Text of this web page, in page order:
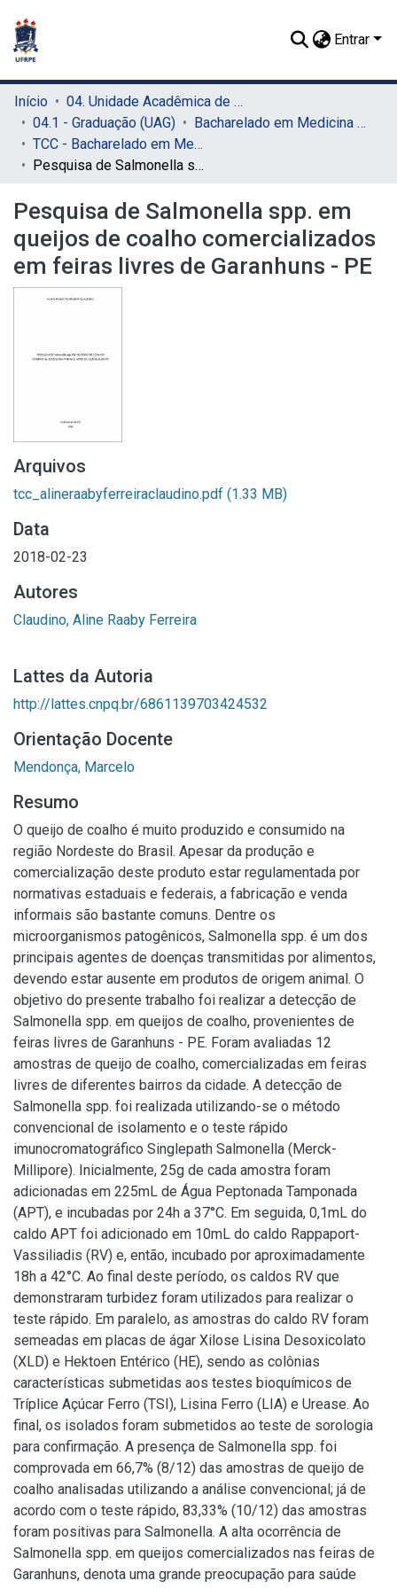
Entrar
Início
04. Unidade Acadêmica de Garanhuns (UAG)
04.1 - Graduação (UAG)
Bacharelado em Medicina Veterinária (UAG)
TCC - Bacharelado em Medicina Veterinária (UAG)
Pesquisa de Salmonella spp. em queijos de coalho comercializados em feiras livres de Garanhuns - PE
Pesquisa de Salmonella spp. em
queijos de coalho comercializados
em feiras livres de Garanhuns - PE
Arquivos
tcc_alineraabyferreiraclaudino.pdf (1.33 MB)
Data
2018-02-23
Autores
Claudino, Aline Raaby Ferreira
Lattes da Autoria
http://lattes.cnpq.br/6861139703424532
Orientação Docente
Mendonça, Marcelo
Resumo
O queijo de coalho é muito produzido e consumido na
região Nordeste do Brasil. Apesar da produção e
comercialização deste produto estar regulamentada por
normativas estaduais e federais, a fabricação e venda
informais são bastante comuns. Dentre os
microorganismos patogênicos, Salmonella spp. é um dos
principais agentes de doenças transmitidas por alimentos,
devendo estar ausente em produtos de origem animal. O
objetivo do presente trabalho foi realizar a detecção de
Salmonella spp. em queijos de coalho, provenientes de
feiras livres de Garanhuns - PE. Foram avaliadas 12
amostras de queijo de coalho, comercializadas em feiras
livres de diferentes bairros da cidade. A detecção de
Salmonella spp. foi realizada utilizando-se o método
convencional de isolamento e o teste rápido
imunocromatográfico Singlepath Salmonella (Merck-
Millipore). Inicialmente, 25g de cada amostra foram
adicionadas em 225mL de Água Peptonada Tamponada
(APT), e incubadas por 24h a 37°C. Em seguida, 0,1mL do
caldo APT foi adicionado em 10mL do caldo Rappaport-
Vassiliadis (RV) e, então, incubado por aproximadamente
18h a 42°C. Ao final deste período, os caldos RV que
demonstraram turbidez foram utilizados para realizar o
teste rápido. Em paralelo, as amostras do caldo RV foram
semeadas em placas de ágar Xilose Lisina Desoxicolato
(XLD) e Hektoen Entérico (HE), sendo as colônias
características submetidas aos testes bioquímicos de
Tríplice Açúcar Ferro (TSI), Lisina Ferro (LIA) e Urease. Ao
final, os isolados foram submetidos ao teste de sorologia
para confirmação. A presença de Salmonella spp. foi
comprovada em 66,7% (8/12) das amostras de queijo de
coalho analisadas utilizando a análise convencional; já de
acordo com o teste rápido, 83,33% (10/12) das amostras
foram positivas para Salmonella. A alta ocorrência de
Salmonella spp. em queijos comercializados nas feiras de
Garanhuns, denota uma grande preocupação para saúde